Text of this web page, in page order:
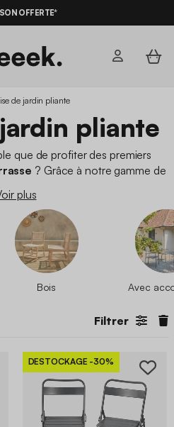
OFFERTE*
de jardin pliante
pliante
que de profiter des premiers
? Grâce à notre gamme de
confortablement assis
table pliante d’extérieur
ou bien
de jardin pliantes sweeek sont
et indispensables.
plus
Bois Avec
Filtrer
DESTOCKAGE -30%